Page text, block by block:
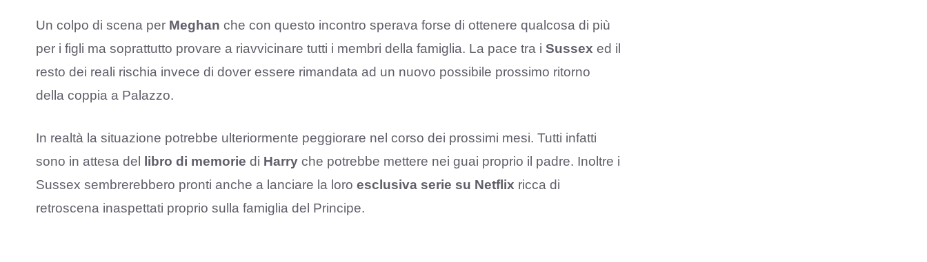
Un colpo di scena per Meghan che con questo incontro sperava forse di ottenere qualcosa di più
per i figli ma soprattutto provare a riavvicinare tutti i membri della famiglia. La pace tra i Sussex ed il
resto dei reali rischia invece di dover essere rimandata ad un nuovo possibile prossimo ritorno
della coppia a Palazzo.
In realtà la situazione potrebbe ulteriormente peggiorare nel corso dei prossimi mesi. Tutti infatti
sono in attesa del
libro di memorie di Harry che potrebbe mettere nei guai proprio il padre. Inoltre i
Sussex sembrerebbero pronti anche a lanciare la loro esclusiva serie su Netflix ricca di
retroscena inaspettati proprio sulla famiglia del Principe.